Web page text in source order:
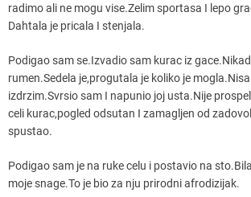
radimo ali ne mogu vise.Zelim sportasa I lepo
Dahtala je pricala I stenjala.
Podigao sam se.Izvadio sam kurac iz
rumen.Sedela je,progutala je koliko je
izdrzim.Svrsio sam I napunio joj usta.Nije
celi kurac,pogled odsutan I zamagljen od
spustao.
Podigao sam je na ruke celu i postavio na
moje snage.To je bio za nju prirodni afrodizijak.